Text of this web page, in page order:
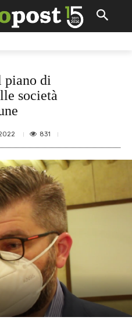
piano di
società
831